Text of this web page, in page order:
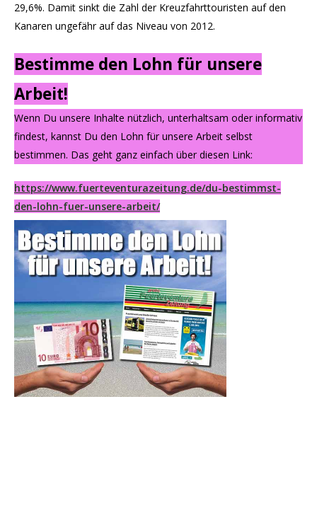
29,6%. Damit sinkt die Zahl der Kreuzfahrttouristen auf den
Kanaren ungefähr auf das Niveau von 2012.
Bestimme den Lohn für unsere
Arbeit!
Wenn Du unsere Inhalte nützlich, unterhaltsam oder informativ
findest, kannst Du den Lohn für unsere Arbeit selbst
bestimmen. Das geht ganz einfach über diesen Link:
https://www.fuerteventurazeitung.de/du-bestimmst-
den-lohn-fuer-unsere-arbeit/